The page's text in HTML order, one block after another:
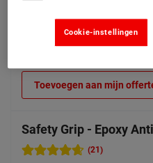
Toevoegen aan mijn
Safety Grip - Epoxy
(21)
Cookie-instellingen